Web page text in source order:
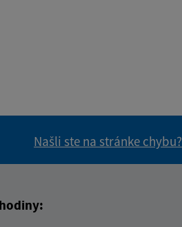
Našli ste na stránke chybu?